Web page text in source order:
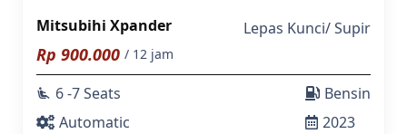
Mitsubihi Xpander Lepas Kunci/Supir
Rp 900.000 / 12 jam
airline_seat_recline_extra 6 -7 Seats
Automatic
Bensin
2023